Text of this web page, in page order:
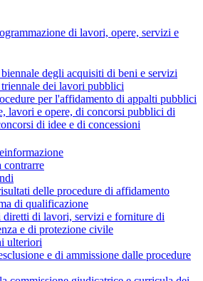
di lavori, opere, servizi e
degli acquisiti di beni e servizi
dei lavori pubblici
per l'affidamento di appalti pubblici
lavori e opere, di concorsi pubblici di
di idee e di concessioni
contrarre
delle procedure di affidamento
di qualificazione
di lavori, servizi e forniture di
e di protezione civile
ulteriori
e di ammissione dalle procedure